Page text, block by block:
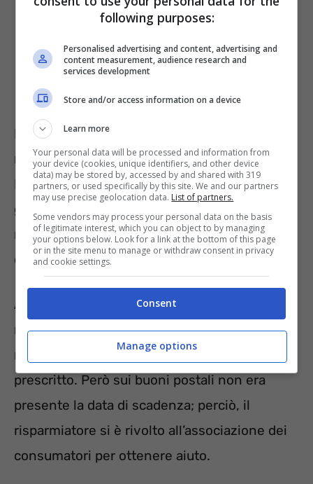
La vicenda si svolge in Sicilia dove un
risparmiatore si è rivolto alla
Federconsumatori Sicilia per ottenere
giustizia. Il sottoscrittore aveva acquistato,
nel 2006 e nel 2007, tre buoni (Serie “18Q”)
da 1.000 euro ciascuno.
Alla scadenza, il risparmiatore nel chiedere il
rimborso del capitale e degli interessi ha
ricevuto un rifiuto perché il buono era
prescritto. Però sui buoni postali non era
presente la data di scadenza; perciò, il
risparmiatore si è rivolto all’associazione dei
consumatori per ottenere aiuto.
following purposes:
Personalised advertising and content, advertising and
content measurement, audience research and
services development
Store and/or access information on a device
Learn more
Your personal data will be processed and information from
your device (cookies, unique identifiers, and other device
data) may be stored by, accessed by and shared with 319
partners, or used specifically by this site. We and our partners
may use precise geolocation data. List of partners.
Some vendors may process your personal data on the basis
of legitimate interest, which you can object to by managing
your options below. Look for a link at the bottom of this page
or in the site menu to manage or withdraw consent in privacy
and cookie settings.
Consent
Manage options